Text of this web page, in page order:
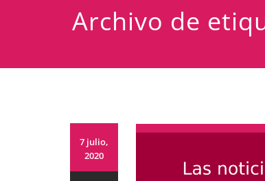
Archivo de
7 julio,
2020